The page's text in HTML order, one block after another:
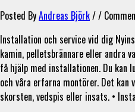
Posted ByAndreas Björk/ /
Installation och service vid dig
kamin, pelletsbrännare eller andra
få hjälp med installationen. Du kan
och våra erfarna montörer. Det kan
skorsten, vedspis eller insats. •